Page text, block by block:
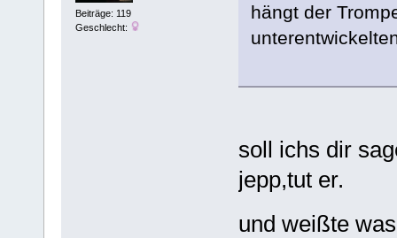
Beiträge: 119
Geschlecht:
hängt der
soll ichs dir
jepp,tut er.
und weißte